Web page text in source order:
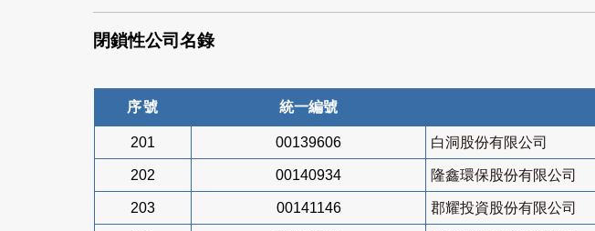
閉鎖性公司名錄
序號 統一編號
201 00139606 白洞股份有限公司
202 00140934 隆鑫環保股份有限公司
203 00141146 郡耀投資股份有限公司